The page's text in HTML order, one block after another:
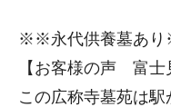
※※永代供養墓あ
【お客様の声 富士
この広称寺墓苑は